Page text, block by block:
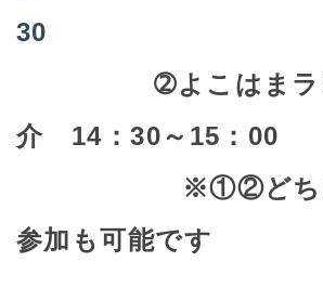
30
➁よこはまラ
介 14：30～15：00
※①②どちらか
参加も可能です